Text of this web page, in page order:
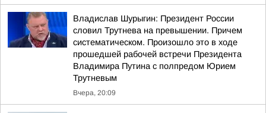
Владислав Шурыгин: Президент России
словил Трутнева на превышении. Причем
систематическом. Произошло это в ходе
прошедшей рабочей встречи Президента
Владимира Путина с полпредом Юрием
Трутневым
Вчера, 20:09